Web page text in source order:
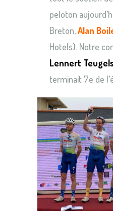
peloton
Breton,Alan
Hotels). Notre
Lennert
terminait 7e de